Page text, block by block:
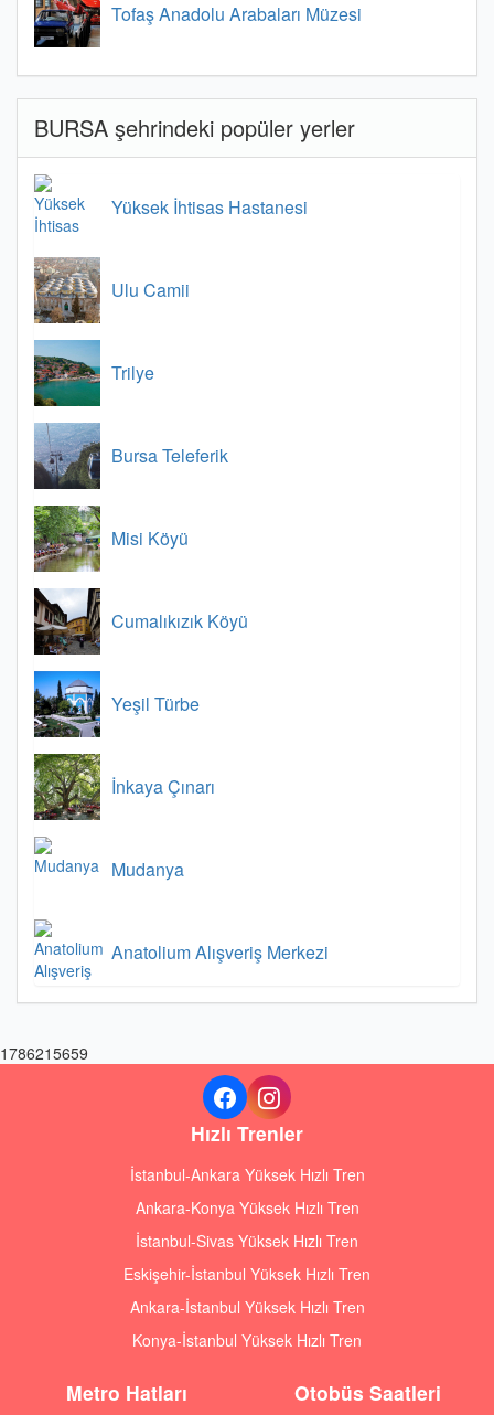
Tofaş Anadolu Arabaları Müzesi
BURSA şehrindeki popüler yerler
Yüksek İhtisas Hastanesi
Ulu Camii
Trilye
Bursa Teleferik
Misi Köyü
Cumalıkızık Köyü
Yeşil Türbe
İnkaya Çınarı
Mudanya
Anatolium Alışveriş Merkezi
1786215659
Hızlı Trenler
İstanbul-Ankara Yüksek Hızlı Tren
Ankara-Konya Yüksek Hızlı Tren
İstanbul-Sivas Yüksek Hızlı Tren
Eskişehir-İstanbul Yüksek Hızlı Tren
Ankara-İstanbul Yüksek Hızlı Tren
Konya-İstanbul Yüksek Hızlı Tren
Metro Hatları Otobüs Saatleri